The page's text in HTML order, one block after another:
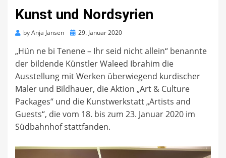
Kunst und Nordsyrien
byAnja Jansen
Posted29. Januar 2020
„Hün ne bi Tenene – Ihr seid nicht allein“ benannte
der bildende Künstler Waleed Ibrahim die
Ausstellung mit Werken überwiegend kurdischer
Maler und Bildhauer, die Aktion „Art & Culture
Packages“ und die Kunstwerkstatt „Artists and
Guests“, die vom 18. bis zum 23. Januar 2020 im
Südbahnhof stattfanden.